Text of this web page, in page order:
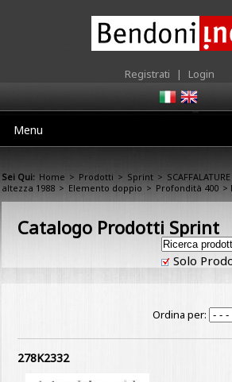
Registrati | Login
Menu
Sei Qui: Home > Prodotti > Sprint > SCAFFALATURE
altezza 1988 > Elemento doppio > Profondità 400 >
Catalogo Prodotti Sprint
Solo
Ordina per:
278K2332